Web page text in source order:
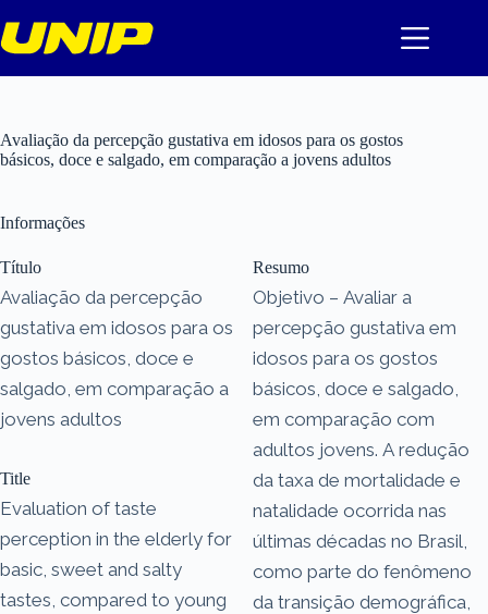
para
o
Avaliação da percepção gustativa em idosos para os gostos
básicos, doce e salgado, em comparação a jovens adultos
Informações
Título
Avaliação da percepção
gustativa em idosos para os
gostos básicos, doce e
salgado, em comparação a
jovens adultos
Title
Evaluation of taste
perception in the elderly for
basic, sweet and salty
tastes, compared to young
Resumo
Objetivo – Avaliar a
percepção gustativa em
idosos para os gostos
básicos, doce e salgado,
em comparação com
adultos jovens. A redução
da taxa de mortalidade e
natalidade ocorrida nas
últimas décadas no Brasil,
como parte do fenômeno
da transição demográfica,